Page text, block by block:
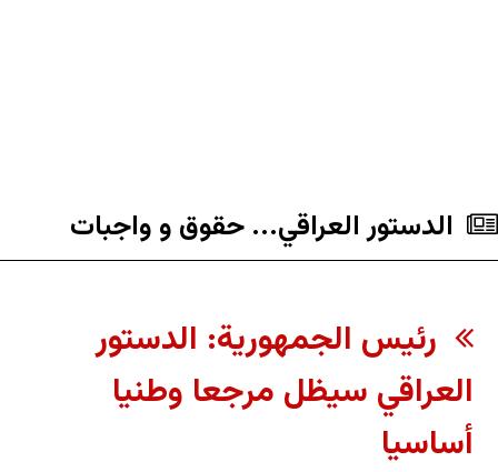
الدستور العراقي... حقوق و واجبات
رئيس الجمهورية: الدستور
العراقي سيظل مرجعا وطنيا
أساسيا